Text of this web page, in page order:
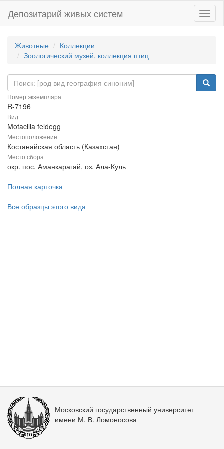
Депозитарий живых систем
Животные
Коллекции
Зоологический музей, коллекция птиц
Номер экземпляра
R-7196
Вид
Motacilla feldegg
Местоположение
Костанайская область (Казахстан)
Место сбора
окр. пос. Аманкарагай, оз. Ала-Куль
Полная карточка
Все образцы этого вида
Московский государственный университет
имени М. В. Ломоносова